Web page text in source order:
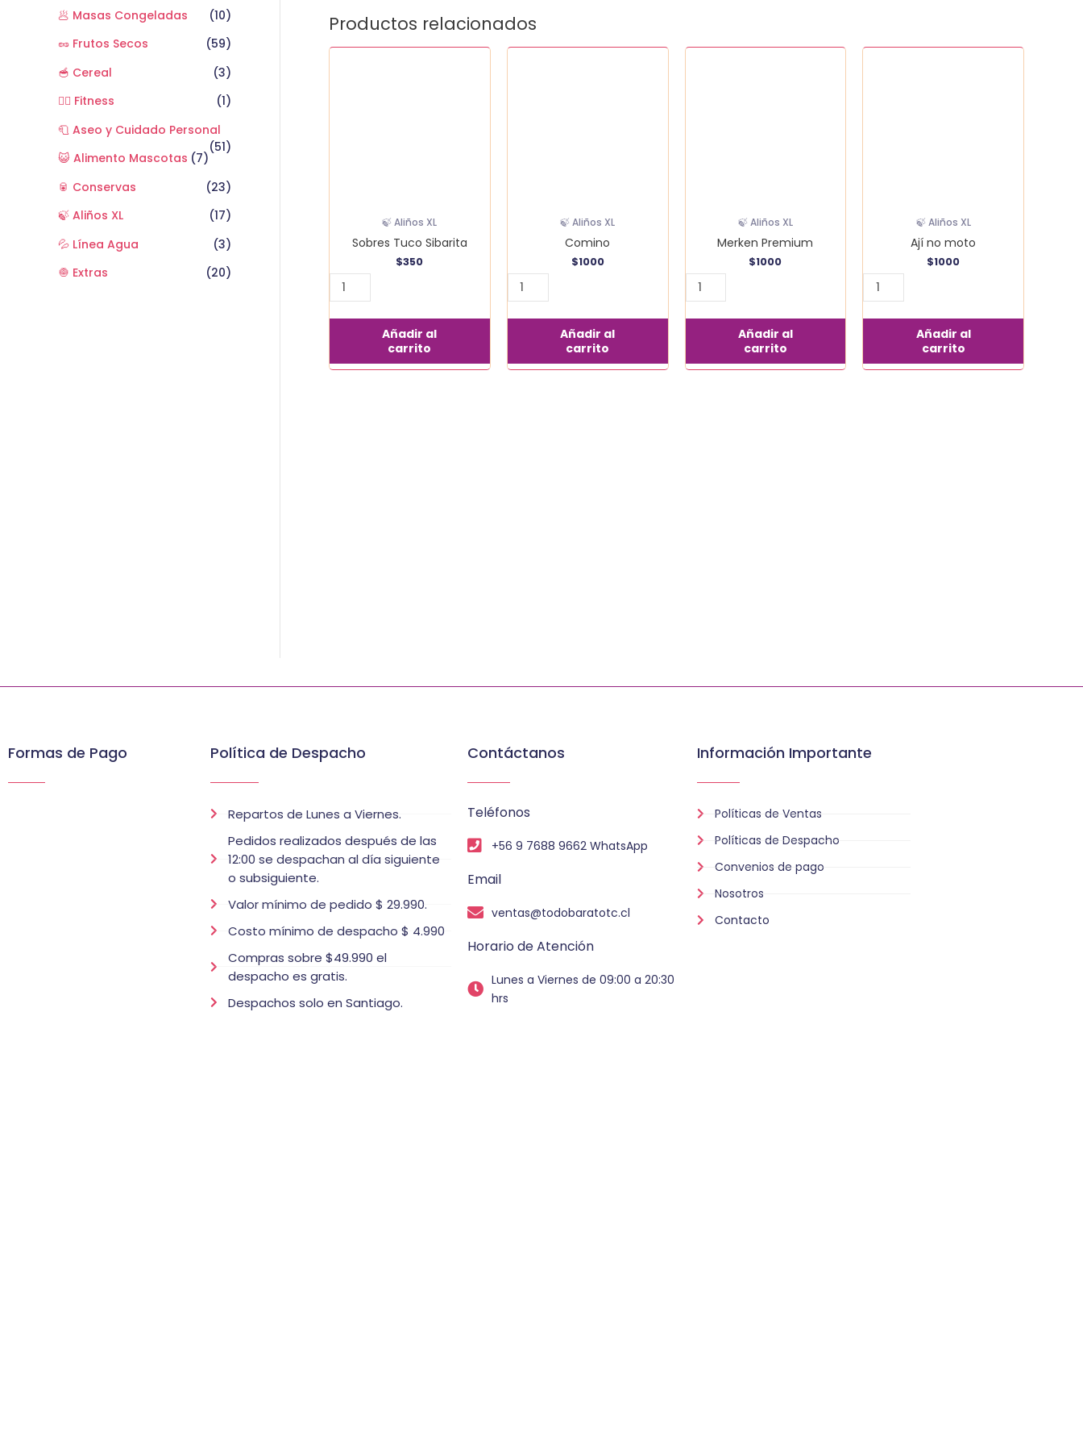
🥟 Masas Congeladas
(10)
🥜 Frutos Secos
(59)
🥣 Cereal
(3)
🏋️‍♂️ Fitness
(1)
🧻 Aseo y Cuidado Personal
(51)
😺 Alimento Mascotas (7)
🥫 Conservas
(23)
🍃 Aliños XL
(17)
💦 Línea Agua
(3)
🧅 Extras
(20)
Productos relacionados
🍃 Aliños XL
Sobres Tuco Sibarita
$350
Añadir al
carrito
🍃 Aliños XL
Comino
$1000
Añadir al
carrito
🍃 Aliños XL
Merken Premium
$1000
Añadir al
carrito
🍃 Aliños XL
Ají no moto
$1000
Añadir al
carrito
Formas de Pago Política de Despacho
Repartos de Lunes a Viernes.
Pedidos realizados después de las
12:00 se despachan al día siguiente
o subsiguiente.
Valor mínimo de pedido $ 29.990.
Costo mínimo de despacho $ 4.990
Compras sobre $49.990 el
despacho es gratis.
Despachos solo en Santiago.
Contáctanos
Teléfonos
+56 9 7688 9662 WhatsApp
Email
ventas@todobaratotc.cl
Horario de Atención
Lunes a Viernes de 09:00 a 20:30
hrs
Información Importante
Políticas de Ventas
Políticas de Despacho
Convenios de pago
Nosotros
Contacto